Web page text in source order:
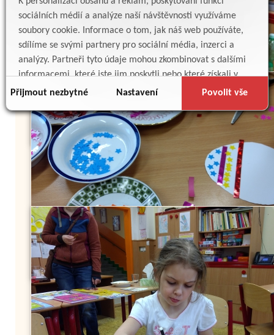
sociálních médií a analýze naší návštěvnosti využíváme
soubory cookie. Informace o tom, jak náš web používáte,
sdílíme se svými partnery pro sociální média, inzerci a
analýzy. Partneři tyto údaje mohou zkombinovat s dalšími
informacemi, které jste jim poskytli nebo které získali v
důsledku toho, že používáte jejich služby.
Přijmout nezbytné Nastavení Povolit vše